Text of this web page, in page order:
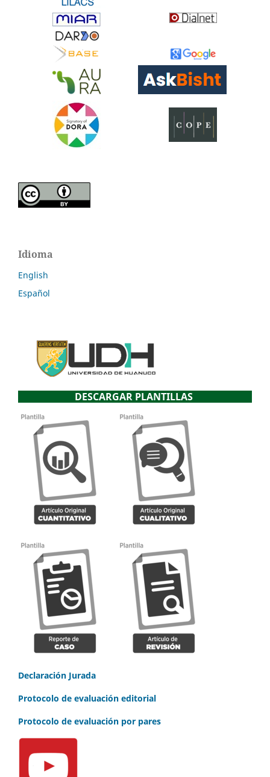
Idioma
English
Español
DESCARGAR PLANTILLAS
Declaración Jurada
Protocolo de evaluación editorial
Protocolo de evaluación por pares